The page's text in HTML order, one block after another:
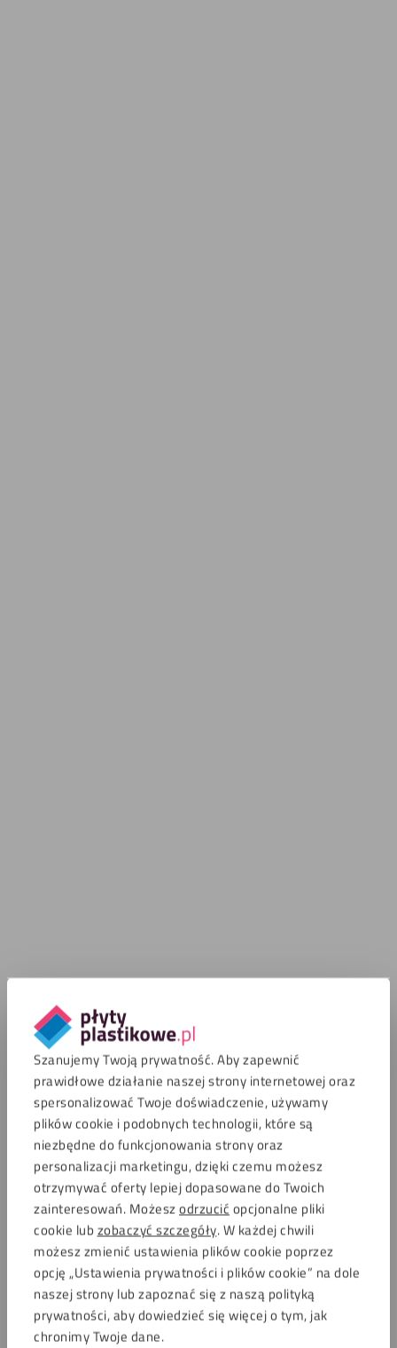
Szanujemy Twoją prywatność. Aby zapewnić
prawidłowe działanie naszej strony internetowej oraz
spersonalizować Twoje doświadczenie, używamy
plików cookie i podobnych technologii, które są
niezbędne do funkcjonowania strony oraz
personalizacji marketingu, dzięki czemu możesz
otrzymywać oferty lepiej dopasowane do Twoich
zainteresowań. Możesz odrzucić opcjonalne pliki
cookie lub zobaczyć szczegóły. W każdej chwili
możesz zmienić ustawienia plików cookie poprzez
opcję „Ustawienia prywatności i plików cookie” na dole
naszej strony lub zapoznać się z naszą polityką
prywatności, aby dowiedzieć się więcej o tym, jak
chronimy Twoje dane.